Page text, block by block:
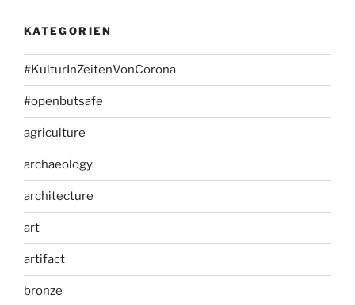
KATEGORIEN
#KulturInZeitenVonCorona
#openbutsafe
agriculture
archaeology
architecture
art
artifact
bronze